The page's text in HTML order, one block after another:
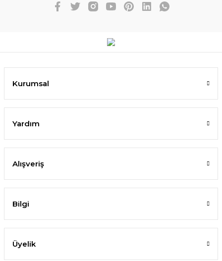
Kurumsal
Yardım
Alışveriş
Bilgi
Üyelik